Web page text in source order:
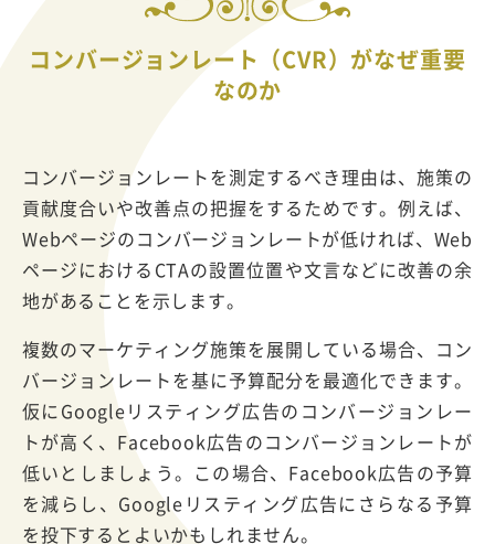
コンバージョンレート（CVR）がなぜ重要
なのか
コンバージョンレートを測定するべき理由は、施策の
貢献度合いや改善点の把握をするためです。例えば、
Webページのコンバージョンレートが低ければ、Web
ページにおけるCTAの設置位置や文言などに改善の余
地があることを示します。
複数のマーケティング施策を展開している場合、コン
バージョンレートを基に予算配分を最適化できます。
仮にGoogleリスティング広告のコンバージョンレー
トが高く、Facebook広告のコンバージョンレートが
低いとしましょう。この場合、Facebook広告の予算
を減らし、Googleリスティング広告にさらなる予算
を投下するとよいかもしれません。